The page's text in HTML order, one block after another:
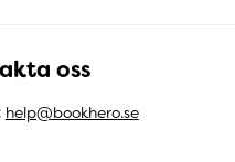
oss
help@bookhero.se